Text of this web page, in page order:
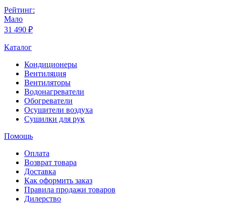
Рейтинг:
Мало
31 490 ₽
Каталог
Кондиционеры
Вентиляция
Вентиляторы
Водонагреватели
Обогреватели
Осушители воздуха
Сушилки для рук
Помощь
Оплата
Возврат товара
Доставка
Как оформить заказ
Правила продажи товаров
Дилерство